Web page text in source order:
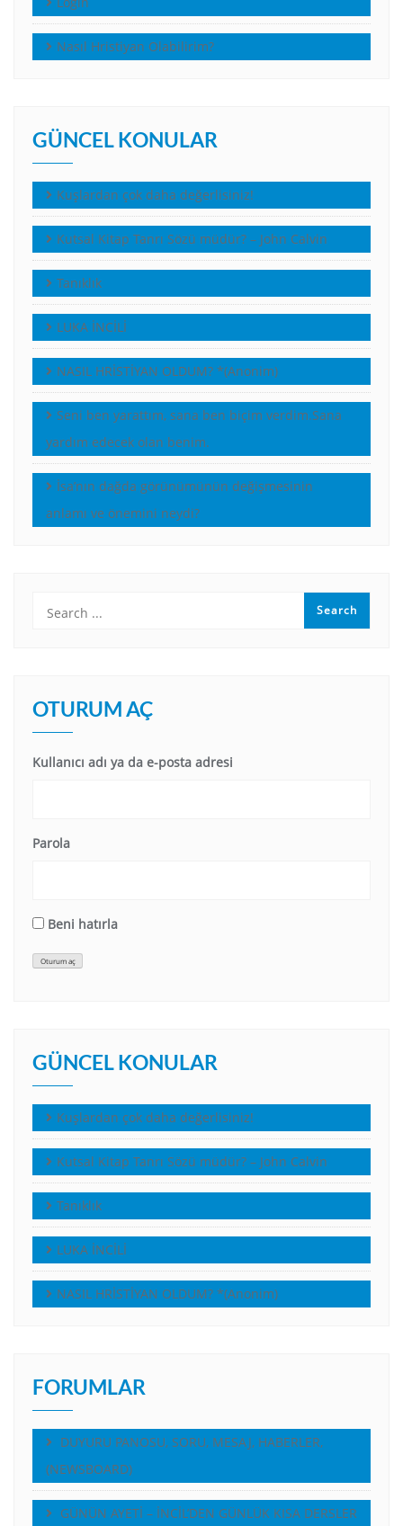
Nasıl Hristiyan Olabilirim?
GÜNCEL KONULAR
Kuşlardan çok daha değerlisiniz!
Kutsal Kitap Tanrı Sözü müdür? – John Calvin
Tanıklık
LUKA İNCİLİ
NASIL HRİSTİYAN OLDUM? *(Anonim)
Seni ben yarattım, sana ben biçim verdim.Sana
yardım edecek olan benim.
İsa’nın dağda görünümünün değişmesinin
anlamı ve önemini neydi?
OTURUM AÇ
Kullanıcı adı ya da e-posta adresi
Parola
Beni hatırla
Oturum aç
GÜNCEL KONULAR
Kuşlardan çok daha değerlisiniz!
Kutsal Kitap Tanrı Sözü müdür? – John Calvin
Tanıklık
LUKA İNCİLİ
NASIL HRİSTİYAN OLDUM? *(Anonim)
FORUMLAR
DUYURU PANOSU, SORU, MESAJ, HABERLER,
(NEWSBOARD)
GÜNÜN AYETİ – İNCİL’DEN GÜNLÜK KISA DERSLER